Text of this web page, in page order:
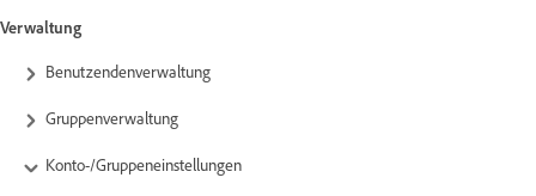
Verwaltung
Benutzendenverwaltung
Gruppenverwaltung
Konto-/Gruppeneinstellungen